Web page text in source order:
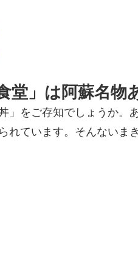
堂」は阿蘇名
」をご存知でしょうか
れています。そんないま